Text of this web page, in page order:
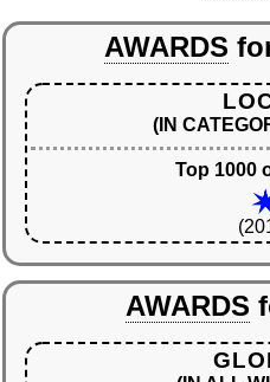
AWARDS
(IN
Top 1000
AWARDS